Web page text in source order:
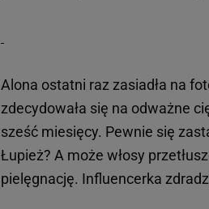
Alona ostatni raz zasiadła na
zdecydowała się na odważne
sześć miesięcy. Pewnie się
Łupież? A może włosy
pielęgnację. Influencerka